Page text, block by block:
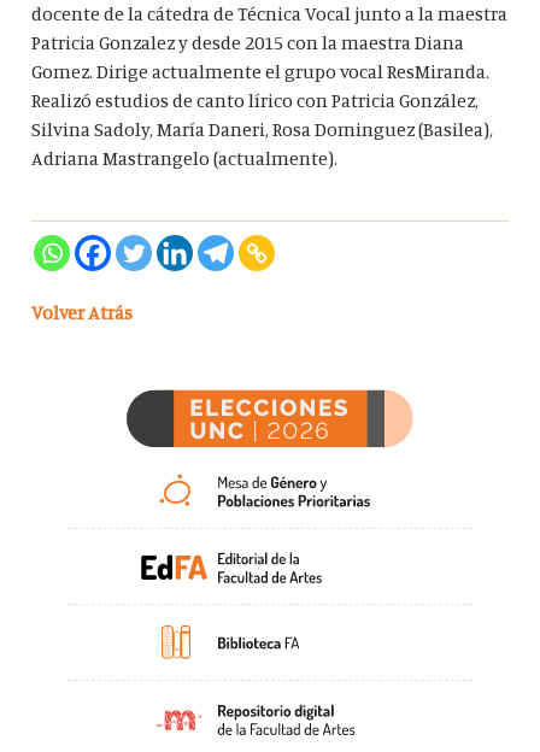
docente de la cátedra de Técnica Vocal junto a la maestra
Patricia Gonzalez y desde 2015 con la maestra Diana
Gomez. Dirige actualmente el grupo vocal ResMiranda.
Realizó estudios de canto lírico con Patricia González,
Silvina Sadoly, María Daneri, Rosa Dominguez (Basilea),
Adriana Mastrangelo (actualmente).
Volver Atrás